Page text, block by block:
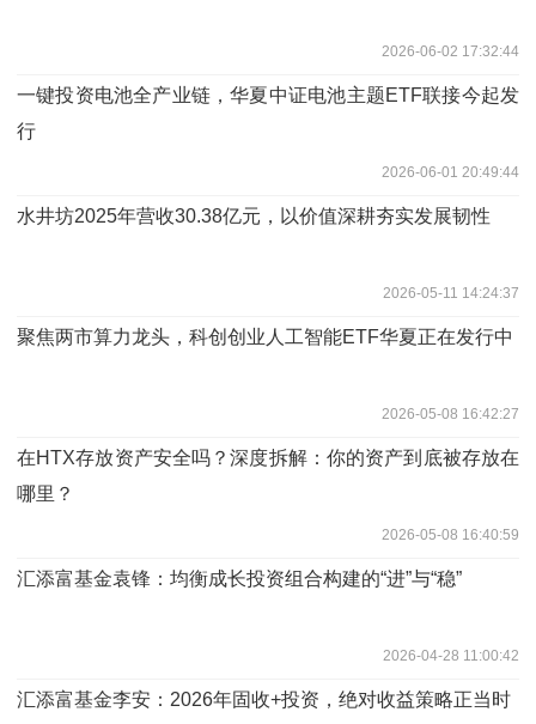
2026-06-02 17:32:44
一键投资电池全产业链，华夏中证电池主题ETF联接今起发
行
2026-06-01 20:49:44
水井坊2025年营收30.38亿元，以价值深耕夯实发展韧性
2026-05-11 14:24:37
聚焦两市算力龙头，科创创业人工智能ETF华夏正在发行中
2026-05-08 16:42:27
在HTX存放资产安全吗？深度拆解：你的资产到底被存放在
哪里？
2026-05-08 16:40:59
汇添富基金袁锋：均衡成长投资组合构建的“进”与“稳”
2026-04-28 11:00:42
汇添富基金李安：2026年固收+投资，绝对收益策略正当时